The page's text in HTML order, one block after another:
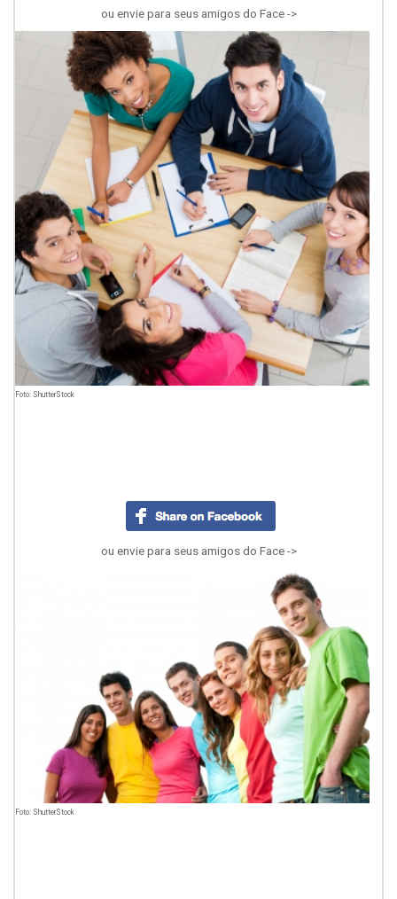
ou envie para seus amigos do Face ->
Foto: ShutterStock
ou envie para seus amigos do Face ->
Foto: ShutterStock